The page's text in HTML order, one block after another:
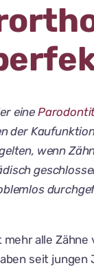
eine
wenn
alle
seit